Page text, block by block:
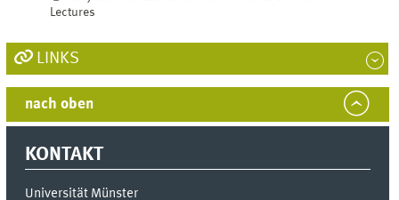
Lectures
LINKS
nach oben
KONTAKT
Universität Münster